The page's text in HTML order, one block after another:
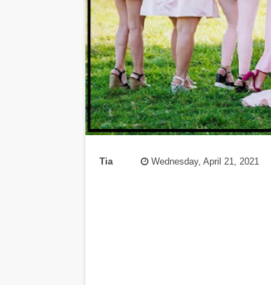
Tia Wednesday, April 21, 2021